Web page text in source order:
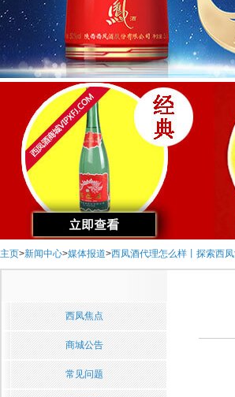
主页>新闻中心>媒体报道>西凤酒代理怎么样丨探索西
西凤焦点
商城公告
常见问题